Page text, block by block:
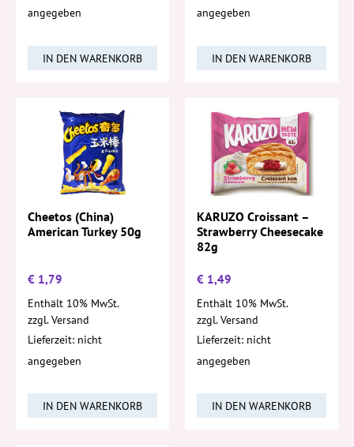
angegeben
IN DEN WARENKORB
angegeben
IN DEN WARENKORB
Cheetos (China)
American Turkey 50g
€ 1,79
Enthält 10% MwSt.
zzgl.Versand
Lieferzeit: nicht
angegeben
IN DEN WARENKORB
KARUZO Croissant –
Strawberry Cheesecake
82g
€ 1,49
Enthält 10% MwSt.
zzgl.Versand
Lieferzeit: nicht
angegeben
IN DEN WARENKORB